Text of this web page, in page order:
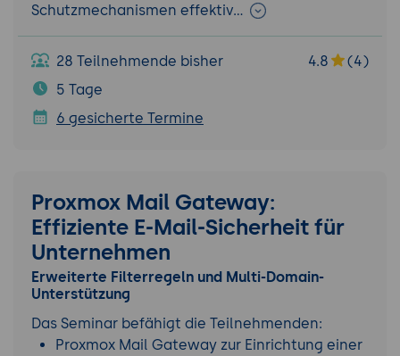
Schutzmechanismen effektiv…
28 Teilnehmende bisher 4.8
(4)
5 Tage
6 gesicherte Termine
Proxmox Mail Gateway:
Effiziente E-Mail-Sicherheit für
Unternehmen
Erweiterte Filterregeln und Multi-Domain-
Unterstützung
Das Seminar befähigt die Teilnehmenden:
Proxmox Mail Gateway zur Einrichtung einer